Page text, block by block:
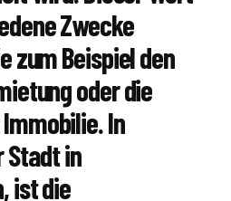
Zwecke
zum Beispiel den
oder die
In
Stadt in
ist die